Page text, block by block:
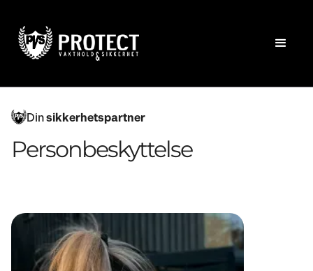
Dinsikkerhetspartner
Personbeskyttelse